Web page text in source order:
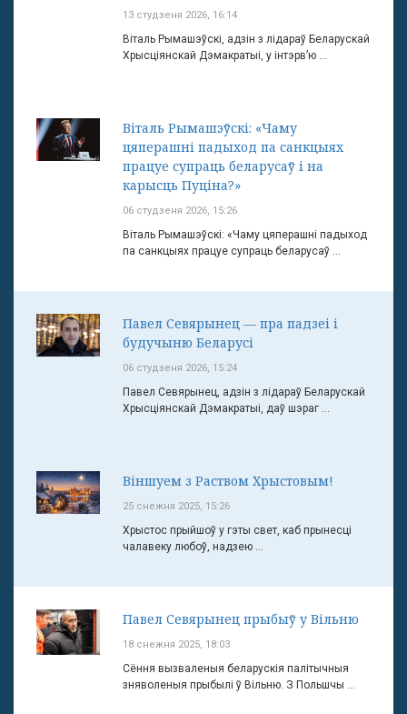
13 студзеня 2026, 16:14
Віталь Рымашэўскі, адзін з лідараў Беларускай
Хрысціянскай Дэмакратыі, у інтэрв’ю ...
Віталь Рымашэўскі: «Чаму
цяперашні падыход па санкцыях
працуе супраць беларусаў і на
карысць Пуціна?»
06 студзеня 2026, 15:26
Віталь Рымашэўскі: «Чаму цяперашні падыход
па санкцыях працуе супраць беларусаў ...
Павел Севярынец — пра падзеі і
будучыню Беларусі
06 студзеня 2026, 15:24
Павел Севярынец, адзін з лідараў Беларускай
Хрысціянскай Дэмакратыі, даў шэраг ...
Віншуем з Раством Хрыстовым!
25 снежня 2025, 15:26
Хрыстос прыйшоў у гэты свет, каб прынесці
чалавеку любоў, надзею ...
Павел Севярынец прыбыў у Вільню
18 снежня 2025, 18:03
Сёння вызваленыя беларускія палітычныя
зняволеныя прыбылі ў Вільню. З Польшчы ...